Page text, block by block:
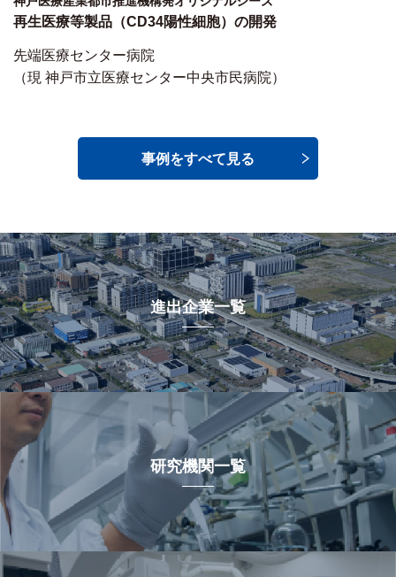
再生医療等製品（CD34陽性細胞）の開発
先端医療センター病院
（現 神戸市立医療センター中央市民病院）
事例をすべて見る
進出企業一覧
研究機関一覧